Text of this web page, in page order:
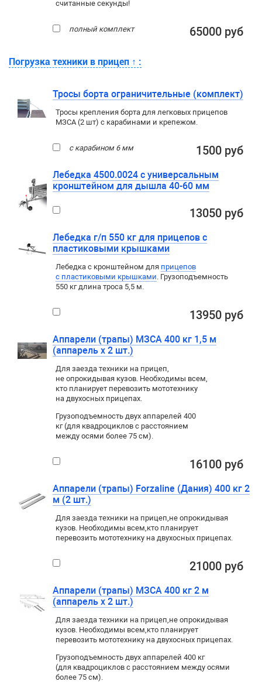
считанные секунды!
полный комплект 65000 руб
Погрузка техники в прицеп ↑ :
Тросы борта ограничительные (комплект)
Тросы крепления борта для легковых прицепов
МЗСА (2 шт) с карабинами и крепежом.
с карабином 6 мм 1500 руб
Лебедка 4500.0024 с универсальным
кронштейном для дышла 40-60 мм
13050 руб
Лебедка г/п 550 кг для прицепов с
пластиковыми крышками
Лебедка c кронштейном для прицепов
с пластиковыми крышками. Грузоподъемность
550 кг длина троса 5,5 м.
13950 руб
Аппарели (трапы) МЗСА 400 кг 1,5 м
(аппарель х 2 шт.)
Для заезда техники на прицеп,
не опрокидывая кузов. Необходимы всем,
кто планирует перевозить мототехнику
на двухосных прицепах.
Грузоподъемность двух аппарелей 400
кг (для квадроциклов с расстоянием
между осями более 75 см).
16100 руб
Аппарели (трапы) Forzaline (Дания) 400 кг 2
м (2 шт.)
Для заезда техники на прицеп,не опрокидывая
кузов. Необходимы всем,кто планирует
перевозить мототехнику на двухосных прицепах.
21000 руб
Аппарели (трапы) МЗСА 400 кг 2 м
(аппарель х 2 шт.)
Для заезда техники на прицеп,не опрокидывая
кузов. Необходимы всем,кто планирует
перевозить мототехнику на двухосных прицепах.
Грузоподъемность двух аппарелей 400 кг
(для квадроциклов с расстоянием между осями
более 75 см).